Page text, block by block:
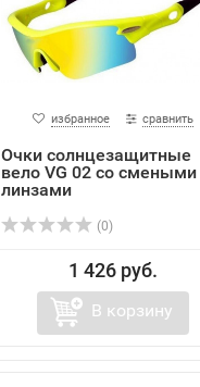
избранное сравнить
Очки солнцезащитные
вело VG 02 со смеными
линзами
(0)
1 426 руб.
В корзину